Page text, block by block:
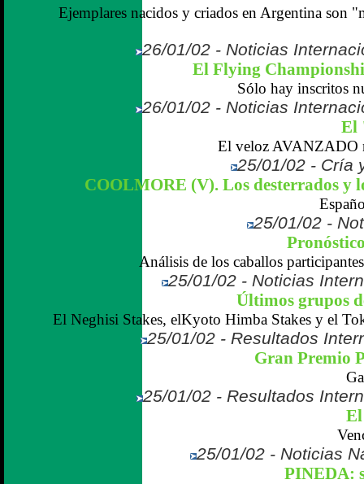
Ejemplares nacidos y criados en Argentina son
26/01/02 - Noticias
El Flying
Sólo hay inscritos
26/01/02 - Noticias
El
El veloz AVANZADO
25/01/02 - Cría
COOLMORE (V). Los desterrados y
25/01/02 -
Análisis de los caballos
25/01/02 - Noticias
Últimos grupos
El Neghisi Stakes, elKyoto Himba Stakes y el
25/01/02 - Resultados
Gran Premio
25/01/02 - Resultados
25/01/02 - Noticias
PINEDA: